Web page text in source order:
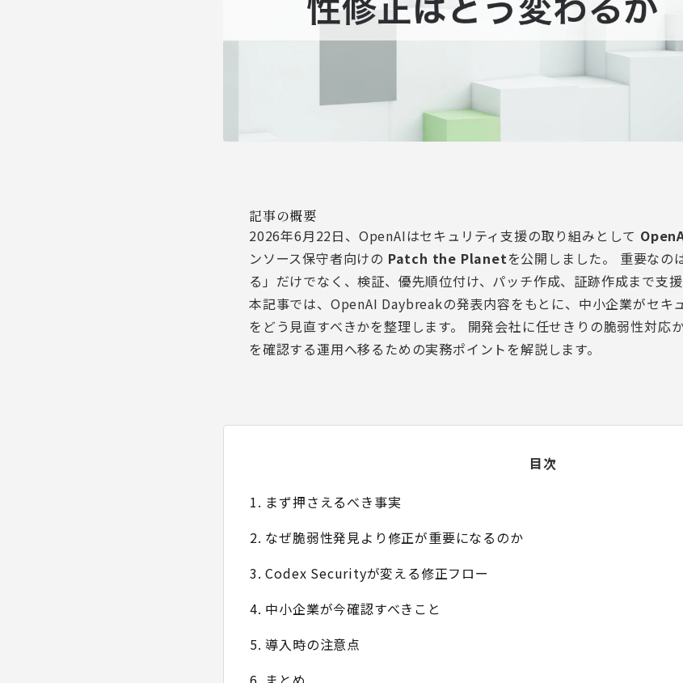
記事の概要
2026年6月22日、OpenAIはセキュリティ支援の取り組みとして
ンソース保守者向けの Patch the Planetを公開しました。 重要なの
る」だけでなく、検証、優先順位付け、パッチ作成、証跡作成まで支援
本記事では、OpenAI Daybreakの発表内容をもとに、中小企業がセキ
をどう見直すべきかを整理します。 開発会社に任せきりの脆弱性対応
を確認する運用へ移るための実務ポイントを解説します。
目次
1. まず押さえるべき事実
2. なぜ脆弱性発見より修正が重要になるのか
3. Codex Securityが変える修正フロー
4. 中小企業が今確認すべきこと
5. 導入時の注意点